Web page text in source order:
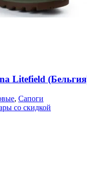
Litefield
, Сапоги
со скидкой